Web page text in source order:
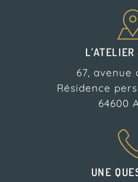
67, avenue
Résidence
64600
UNE